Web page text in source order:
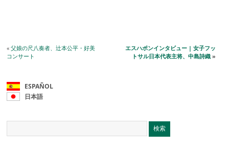
«父娘の尺八奏者、辻本公平・好美
コンサート
エスハポンインタビュー | 女子フッ
トサル日本代表主将、中島詩織»
ESPAÑOL
日本語